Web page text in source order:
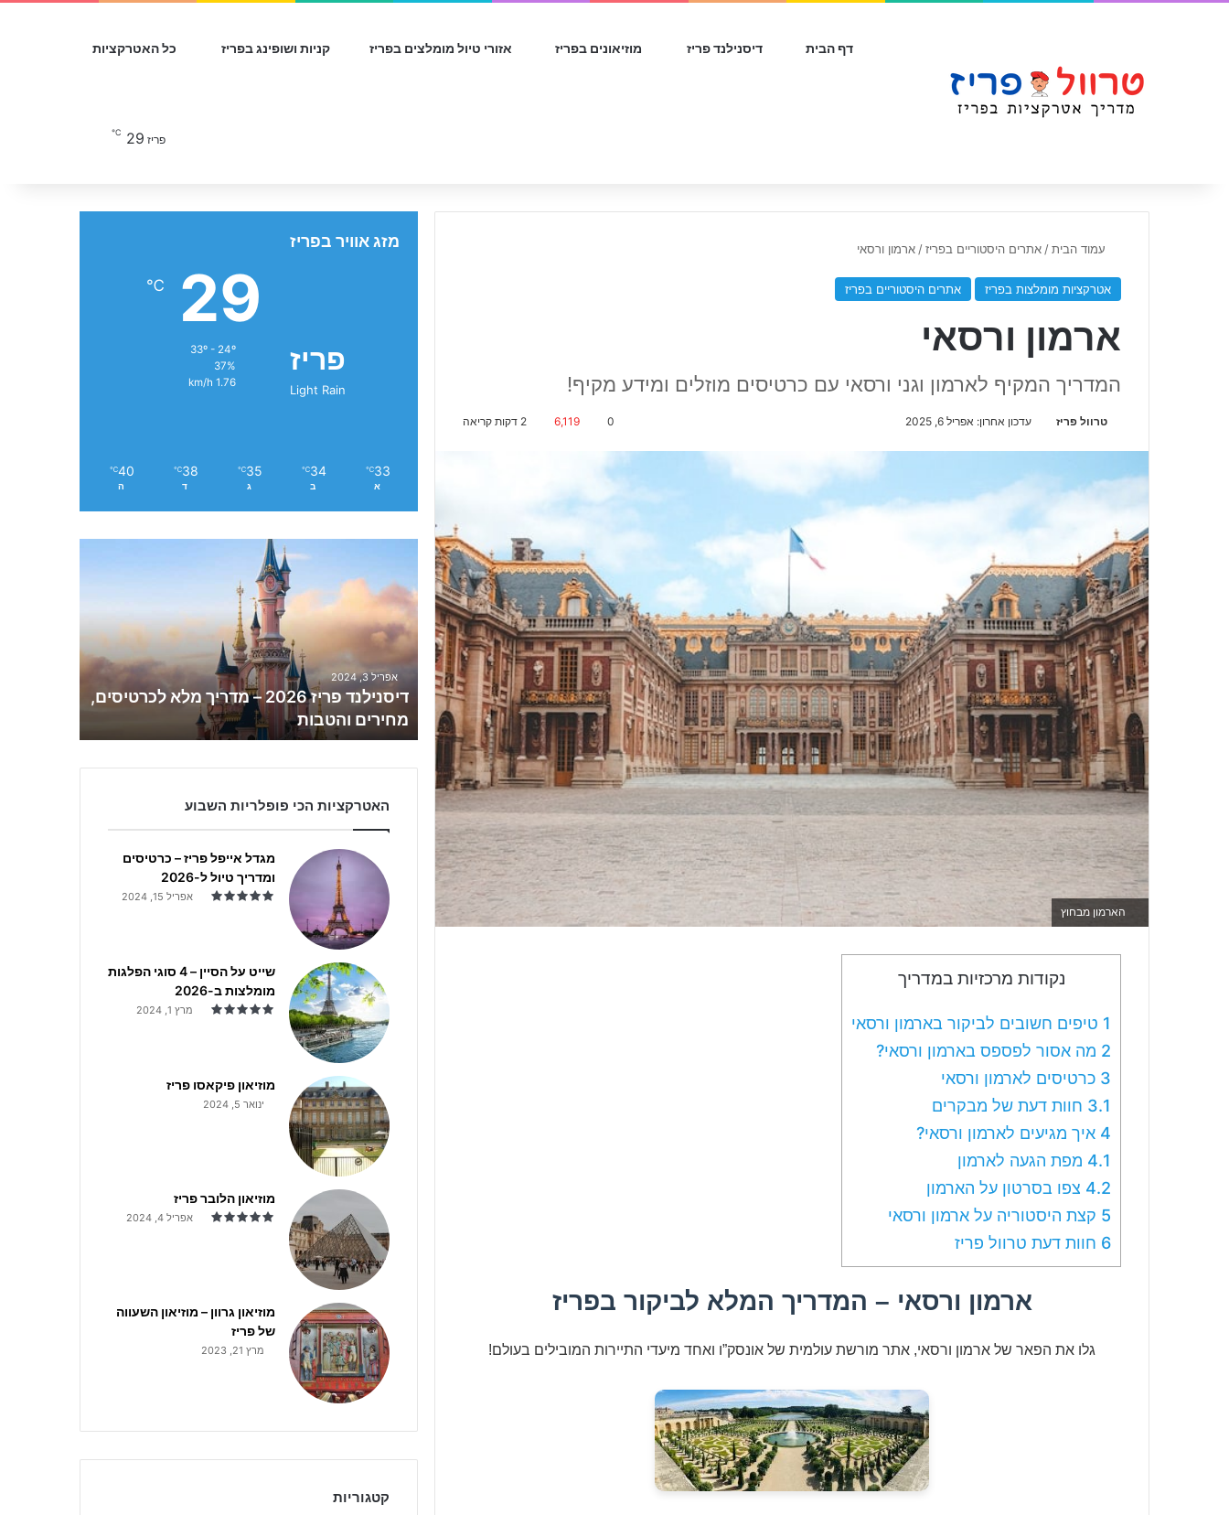
דף הבית דיסנילנד פריז מוזיאונים בפריז אזורי טיול מומלצים בפריז קניות ושופינג בפריז כל האטרקציות
פריז 29
℃
עמוד הבית/ אתרים היסטוריים בפריז/ ארמון ורסאי
אטרקציות מומלצות בפריז אתרים היסטוריים בפריז
ארמון ורסאי
המדריך המקיף לארמון וגני ורסאי עם כרטיסים מוזלים ומידע מקיף!
טרוול פריז
n
m
a
i
l
עדכון אחרון: אפריל 6, 2025 0
6,119
הארמון מבחוץ
נקודות מרכזיות במדריך
1 טיפים חשובים לביקור בארמון ורסאי
2 מה אסור לפספס בארמון ורסאי?
3 כרטיסים לארמון ורסאי
3.1 חוות דעת של מבקרים
4 איך מגיעים לארמון ורסאי?
4.1 מפת הגעה לארמון
4.2 צפו בסרטון על הארמון
5 קצת היסטוריה על ארמון ורסאי
6 חוות דעת טרוול פריז
ארמון ורסאי – המדריך המלא לביקור בפריז
גלו את הפאר של ארמון ורסאי, אתר מורשת עולמית של אונסק”ו ואחד מיעדי התיירות המובילים בעולם!
מזג אוויר בפריז
פריז
Light Rain
29
℃
33º - 24º
37%
1.76 km/h
33
℃
א
34
℃
ב
35
℃
ג
38
℃
ד
40
℃
ה
ס
נ
י
אפריל 3, 2024
דיסנילנד פריז 2026 – מדריך מלא לכרטיסים,
מחירים והטבות
האטרקציות הכי פופלריות השבוע
מגדל אייפל פריז – כרטיסים
ומדריך טיול ל-2026
אפריל 15, 2024
שייט על הסיין – 4 סוגי הפלגות
מומלצות ב-2026
מרץ 1, 2024
מוזיאון פיקאסו פריז
ינואר 5, 2024
מוזיאון הלובר פריז
אפריל 4, 2024
מוזיאון גרוון – מוזיאון השעווה
של פריז
מרץ 21, 2023
קטגוריות